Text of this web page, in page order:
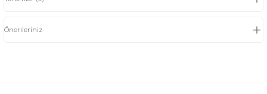
Önerileriniz